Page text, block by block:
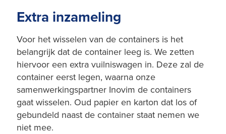
Extra inzameling
Voor het wisselen van de containers is het
belangrijk dat de container leeg is. We zetten
hiervoor een extra vuilniswagen in. Deze zal de
container eerst legen, waarna onze
samenwerkingspartner Inovim de containers
gaat wisselen. Oud papier en karton dat los of
gebundeld naast de container staat nemen we
niet mee.